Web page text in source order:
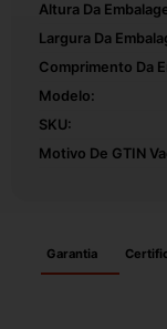
Altura Da
Largura Da
Comprimento Da
Modelo:
SKU:
Motivo De GTIN
Garantia